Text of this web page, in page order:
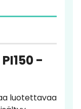
-
luotettavaa